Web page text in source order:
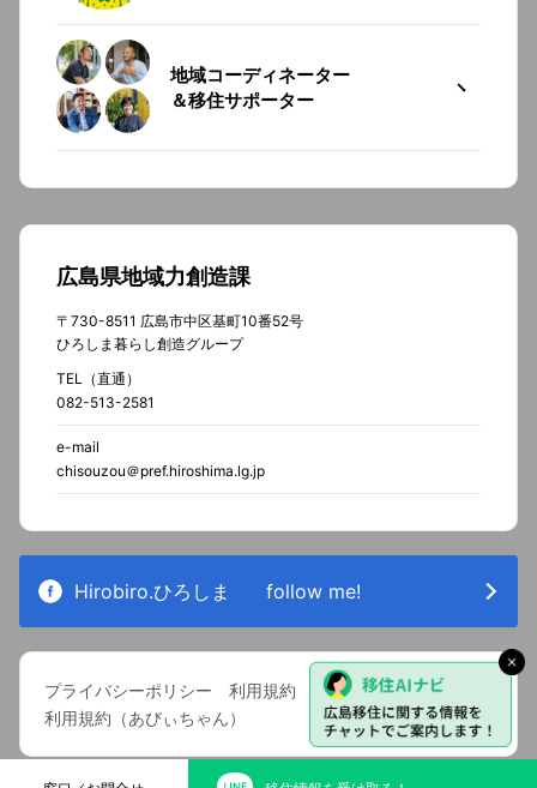
地域コーディネーター
＆移住サポーター
広島県地域力創造課
〒730-8511 広島市中区基町10番52号
ひろしま暮らし創造グループ
TEL（直通）
082-513-2581
e-mail
chisouzou＠pref.hiroshima.lg.jp
Hirobiro.ひろしま follow me!
プライバシーポリシー
利用規約
利用規約（あびぃちゃん）